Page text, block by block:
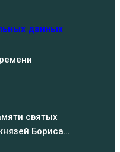
данных
святых
Бориса…